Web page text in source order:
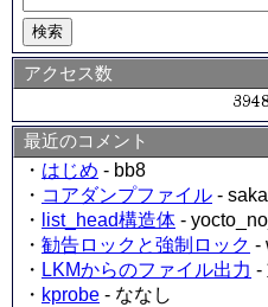
アクセス数
最近のコメント
・ はじめ - bb8
・ コアダンプファイル -
・
list_head構造体 -
・ 勧告ロックと強制ロック -
・ LKMからのファイル出力 -
・ kprobe - ななし